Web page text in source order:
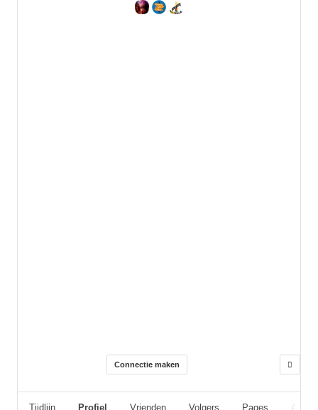
Connectie maken
Tijdlijn Profiel Vrienden Volgers Pages